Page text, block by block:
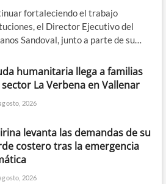
fortaleciendo el trabajo
el Director Ejecutivo del
Sandoval, junto a parte de su…
humanitaria llega a familias
La Verbena en Vallenar
2026
levanta las demandas de su
costero tras la emergencia
2026